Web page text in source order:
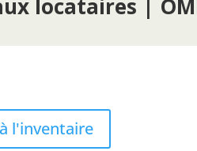
locataires |
l'inventaire